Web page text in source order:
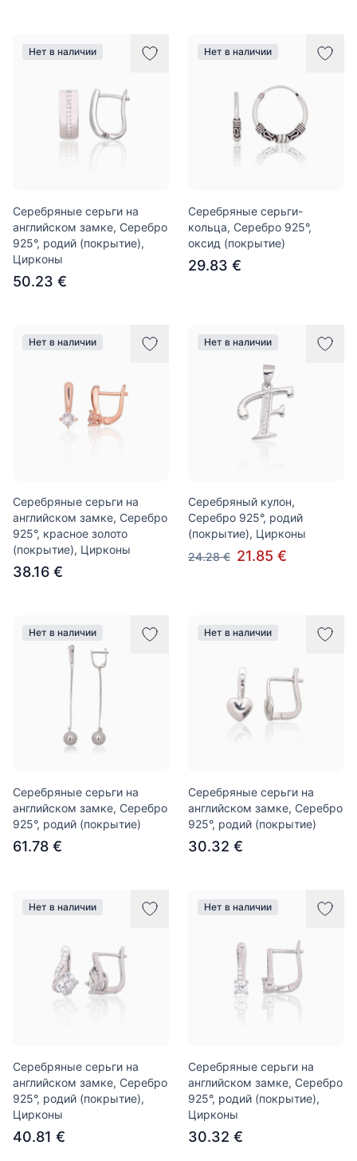
Нет в наличии
Серебряные серьги на
английском замке, Серебро
925°, родий (покрытие),
Цирконы
50.23 €
Нет в наличии
Серебряные серьги-
кольца, Серебро 925°,
оксид (покрытие)
29.83 €
Нет в наличии
Серебряные серьги на
английском замке, Серебро
925°, красное золото
(покрытие), Цирконы
38.16 €
Нет в наличии
Серебряный кулон,
Серебро 925°, родий
(покрытие), Цирконы
24.28 € 21.85 €
Нет в наличии
Серебряные серьги на
английском замке, Серебро
925°, родий (покрытие)
61.78 €
Нет в наличии
Серебряные серьги на
английском замке, Серебро
925°, родий (покрытие)
30.32 €
Нет в наличии
Серебряные серьги на
английском замке, Серебро
925°, родий (покрытие),
Цирконы
40.81 €
Нет в наличии
Серебряные серьги на
английском замке, Серебро
925°, родий (покрытие),
Цирконы
30.32 €